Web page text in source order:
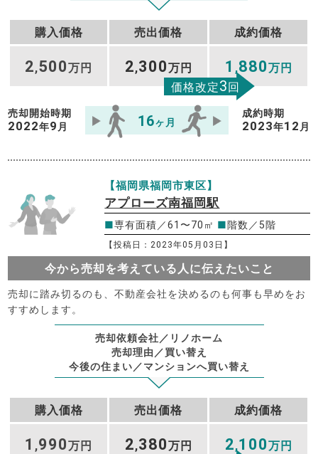
購入価格 売出価格 成約価格
2,500万円 2,300万円 1 ,880万円
価格改定3回
売却開始時期
2022年9 月 16ヶ月
成約時期
2023年12 月
【福岡県福岡市東区】
アプローズ南福岡駅
■専有面積／61〜70㎡ ■階数／5階
【投稿日：2023年05月03日】
今から売却を考えている人に伝えたいこと
売却に踏み切るのも、不動産会社を決めるのも何事も早めをお
すすめします。
売却依頼会社／リノホーム
売却理由／買い替え
今後の住まい／マンションへ買い替え
購入価格 売出価格 成約価格
1 ,990万円 2,380万円 2,100万円